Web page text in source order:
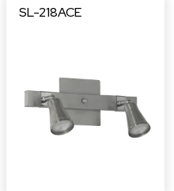
SL-218ACE